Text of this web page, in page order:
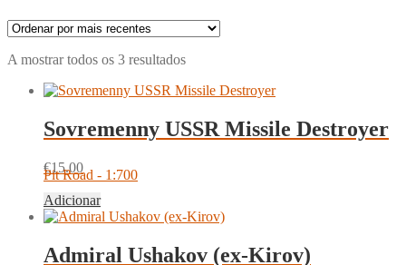
A mostrar todos os 3 resultadosOrdenado
mais
Sovremenny USSR Missile Destroyer
€15.00
Pit Road - 1:700
Adicionar
Admiral Ushakov (ex-Kirov)